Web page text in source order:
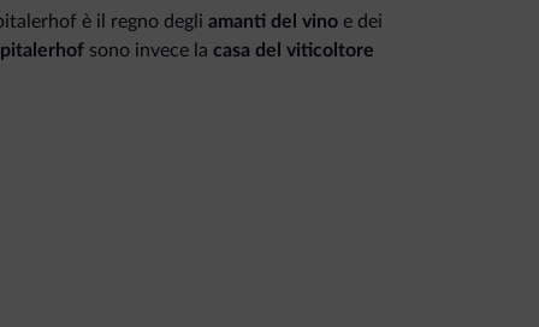
è il regno degliamanti del vino e dei
sono invece la casa del viticoltore
come le sue tasche, sa con precisione